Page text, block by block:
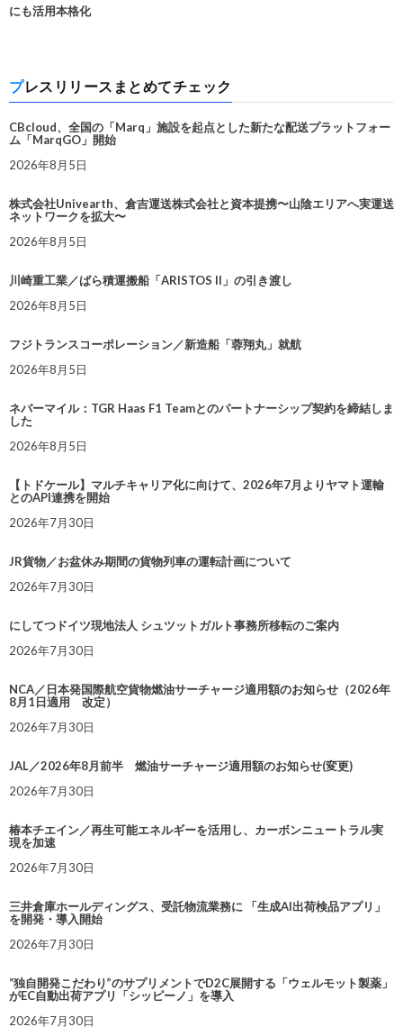
にも活用本格化
プレスリリースまとめてチェック
CBcloud、全国の「Marq」施設を起点とした新たな配送プラットフォー
ム「MarqGO」開始
2026年8月5日
株式会社Univearth、倉吉運送株式会社と資本提携〜山陰エリアへ実運送
ネットワークを拡大〜
2026年8月5日
川崎重工業／ばら積運搬船「ARISTOS II」の引き渡し
2026年8月5日
フジトランスコーポレーション／新造船「蓉翔丸」就航
2026年8月5日
ネバーマイル：TGR Haas F1 Teamとのパートナーシップ契約を締結しま
した
2026年8月5日
【トドケール】マルチキャリア化に向けて、2026年7月よりヤマト運輸
とのAPI連携を開始
2026年7月30日
JR貨物／お盆休み期間の貨物列車の運転計画について
2026年7月30日
にしてつドイツ現地法人 シュツットガルト事務所移転のご案内
2026年7月30日
NCA／日本発国際航空貨物燃油サーチャージ適用額のお知らせ（2026年
8月1日適用 改定）
2026年7月30日
JAL／2026年8月前半 燃油サーチャージ適用額のお知らせ(変更)
2026年7月30日
椿本チエイン／再生可能エネルギーを活用し、カーボンニュートラル実
現を加速
2026年7月30日
三井倉庫ホールディングス、受託物流業務に 「生成AI出荷検品アプリ」
を開発・導入開始
2026年7月30日
“独自開発こだわり”のサプリメントでD2C展開する「ウェルモット製薬」
がEC自動出荷アプリ「シッピーノ」を導入
2026年7月30日